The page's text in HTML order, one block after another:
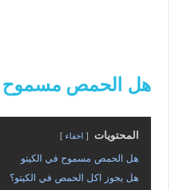
هل الحمص مسموح
المحتويات اخفاء
هل الحمص مسموح في الكيتو
هل يجوز اكل الحمص في الكيتو؟